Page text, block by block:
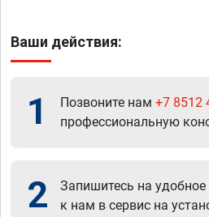
Ваши действия:
1 Позвоните нам +7 8512
профессиональную
2
Запишитесь на
к нам в сервис на